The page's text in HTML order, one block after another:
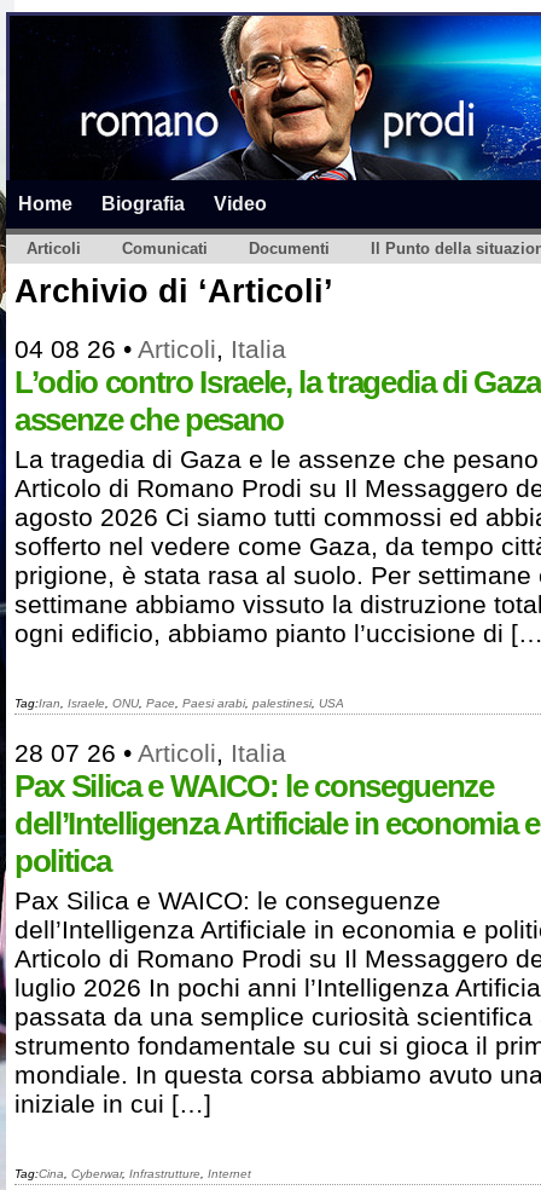
Home Biografia Video
Articoli Comunicati Documenti Il Punto della
Archivio di ‘Articoli’
04 08 26 • Articoli, Italia
L’odio contro Israele, la tragedia di
assenze che pesano
La tragedia di Gaza e le assenze che pesano
Articolo di Romano Prodi su Il Messaggero
agosto 2026 Ci siamo tutti commossi ed
sofferto nel vedere come Gaza, da tempo
prigione, è stata rasa al suolo. Per settimane
settimane abbiamo vissuto la distruzione
ogni edificio, abbiamo pianto l’uccisione di
Tag:Iran Israele ONU, Pace Paesi arabi, palestinesi, USA
28 07 26 • Articoli, Italia
Pax Silica e WAICO: le conseguenze
dell’Intelligenza Artificiale in economia e
politica
Pax Silica e WAICO: le conseguenze
dell’Intelligenza Artificiale in economia e
Articolo di Romano Prodi su Il Messaggero
luglio 2026 In pochi anni l’Intelligenza
passata da una semplice curiosità scientifica
strumento fondamentale su cui si gioca il
mondiale. In questa corsa abbiamo avuto
iniziale in cui […]
Tag:Cina Cyberwar, Infrastrutture Internet